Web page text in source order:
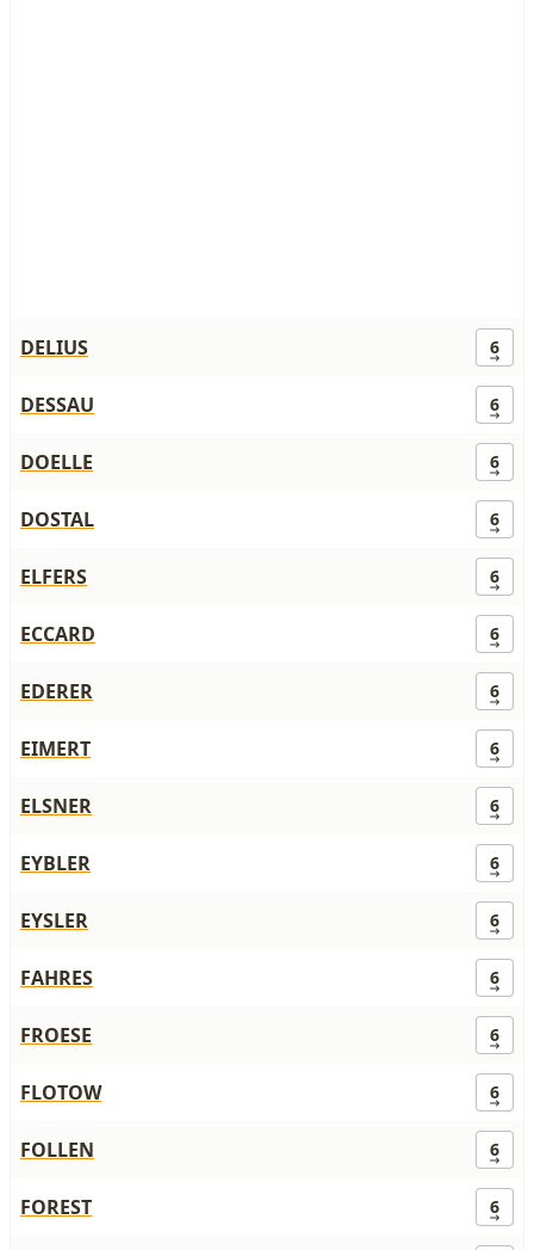
DELIUS 6
DESSAU 6
DOELLE 6
DOSTAL 6
ELFERS 6
ECCARD 6
EDERER 6
EIMERT 6
ELSNER 6
EYBLER 6
EYSLER 6
FAHRES 6
FROESE 6
FLOTOW 6
FOLLEN 6
FOREST 6